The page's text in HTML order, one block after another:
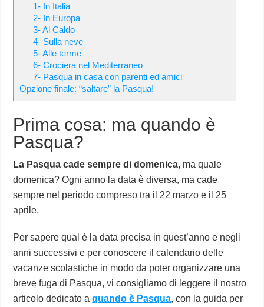
1- In Italia
2- In Europa
3- Al Caldo
4- Sulla neve
5- Alle terme
6- Crociera nel Mediterraneo
7- Pasqua in casa con parenti ed amici
Opzione finale: “saltare” la Pasqua!
Prima cosa: ma quando è
Pasqua?
La Pasqua cade sempre di domenica, ma quale
domenica? Ogni anno la data è diversa, ma cade
sempre nel periodo compreso tra il 22 marzo e il 25
aprile.
Per sapere qual è la data precisa in quest’anno e negli
anni successivi e per conoscere il calendario delle
vacanze scolastiche in modo da poter organizzare una
breve fuga di Pasqua, vi consigliamo di leggere il nostro
articolo dedicato aquando è Pasqua, con la guida per